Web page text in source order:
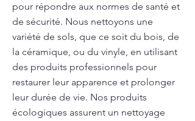
pour répondre aux normes de santé et
de sécurité. Nous nettoyons une
variété de sols, que ce soit du bois, de
la céramique, ou du vinyle, en utilisant
des produits professionnels pour
restaurer leur apparence et prolonger
leur durée de vie. Nos produits
écologiques assurent un nettoyage